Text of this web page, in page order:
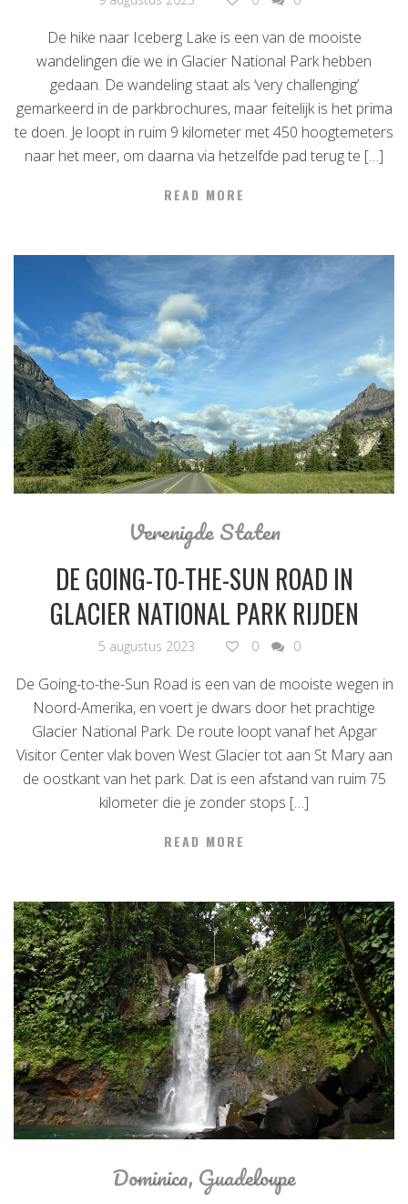
De hike naar Iceberg Lake is een van de mooiste
wandelingen die we in Glacier National Park hebben
gedaan. De wandeling staat als ‘very challenging’
gemarkeerd in de parkbrochures, maar feitelijk is het prima
te doen. Je loopt in ruim 9 kilometer met 450 hoogtemeters
naar het meer, om daarna via hetzelfde pad terug te […]
READ MORE
Verenigde Staten
DE GOING-TO-THE-SUN ROAD IN
GLACIER NATIONAL PARK RIJDEN
5 augustus 2023 0 0
De Going-to-the-Sun Road is een van de mooiste wegen in
Noord-Amerika, en voert je dwars door het prachtige
Glacier National Park. De route loopt vanaf het Apgar
Visitor Center vlak boven West Glacier tot aan St Mary aan
de oostkant van het park. Dat is een afstand van ruim 75
kilometer die je zonder stops […]
READ MORE
Dominica, Guadeloupe